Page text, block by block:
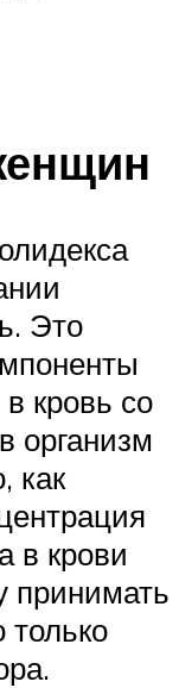
Это
кровь со
организм
как
в крови
принимать